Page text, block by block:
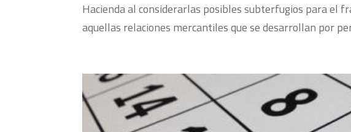
Hacienda al considerarlas posibles subterfugios para el
aquellas relaciones mercantiles que se desarrollan por